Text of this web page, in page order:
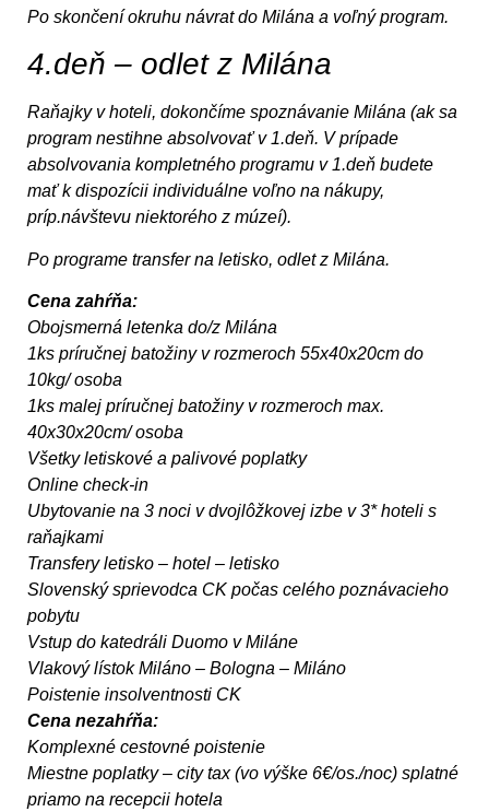
Po skončení okruhu návrat do Milána a voľný program.
4.deň – odlet z Milána
Raňajky v hoteli, dokončíme spoznávanie Milána (ak sa
program nestihne absolvovať v 1.deň. V prípade
absolvovania kompletného programu v 1.deň budete
mať k dispozícii individuálne voľno na nákupy,
príp.návštevu niektorého z múzeí).
Po programe transfer na letisko, odlet z Milána.
Cena zahŕňa:
Obojsmerná letenka do/z Milána
1ks príručnej batožiny v rozmeroch 55x40x20cm do
10kg/ osoba
1ks malej príručnej batožiny v rozmeroch max.
40x30x20cm/ osoba
Všetky letiskové a palivové poplatky
Online check-in
Ubytovanie na 3 noci v dvojlôžkovej izbe v 3* hoteli s
raňajkami
Transfery letisko – hotel – letisko
Slovenský sprievodca CK počas celého poznávacieho
pobytu
Vstup do katedráli Duomo v Miláne
Vlakový lístok Miláno – Bologna – Miláno
Poistenie insolventnosti CK
Cena nezahŕňa:
Komplexné cestovné poistenie
Miestne poplatky – city tax (vo výške 6€/os./noc) splatné
priamo na recepcii hotela